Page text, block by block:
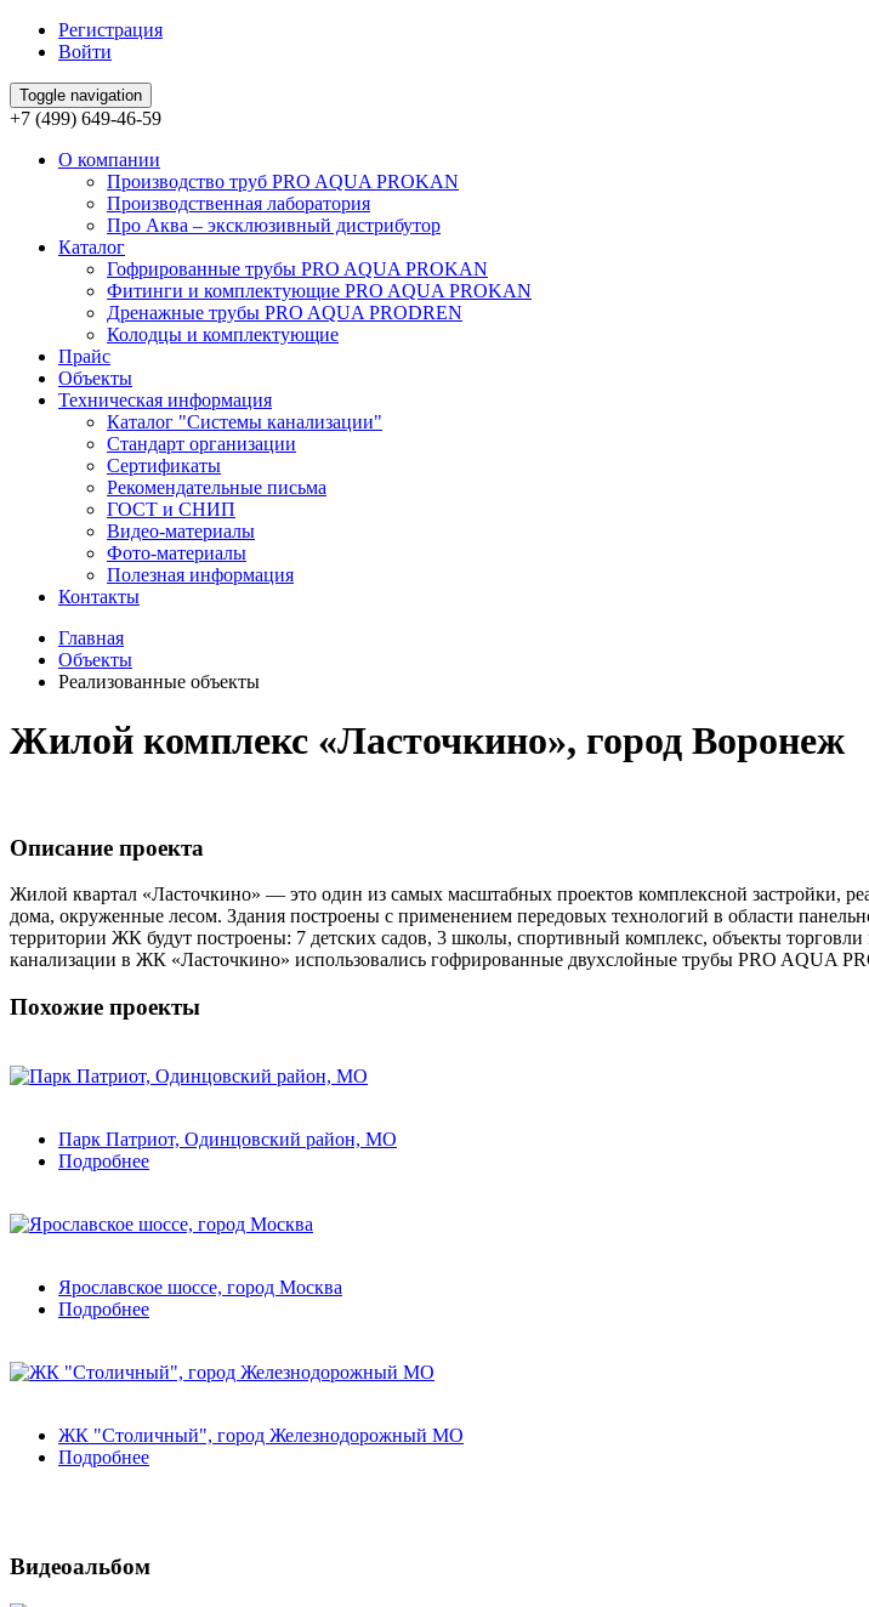
Регистрация
Войти
Toggle navigation
+7 (499) 649-46-59
О компании
Производство труб PRO AQUA PROKAN
Производственная лаборатория
Про Аква – эксклюзивный дистрибутор
Каталог
Гофрированные трубы PRO AQUA PROKAN
Фитинги и комплектующие PRO AQUA PROKAN
Дренажные трубы PRO AQUA PRODREN
Колодцы и комплектующие
Прайс
Объекты
Техническая информация
Каталог "Системы канализации"
Стандарт организации
Сертификаты
Рекомендательные письма
ГОСТ и СНИП
Видео-материалы
Фото-материалы
Полезная информация
Контакты
Главная
Объекты
Реализованные объекты
Жилой комплекс «Ласточкино», город Воронеж
Описание проекта
Жилой квартал «Ласточкино» — это один из самых масштабных проектов комплексной застройки,
дома, окруженные лесом. Здания построены с применением передовых технологий в области
территории ЖК будут построены: 7 детских садов, 3 школы, спортивный комплекс, объекты
канализации в ЖК «Ласточкино» использовались гофрированные двухслойные трубы PRO AQUA
Похожие проекты
Парк Патриот, Одинцовский район, МО
Подробнее
Ярославское шоссе, город Москва
Подробнее
ЖК "Столичный", город Железнодорожный МО
Подробнее
Видеоальбом